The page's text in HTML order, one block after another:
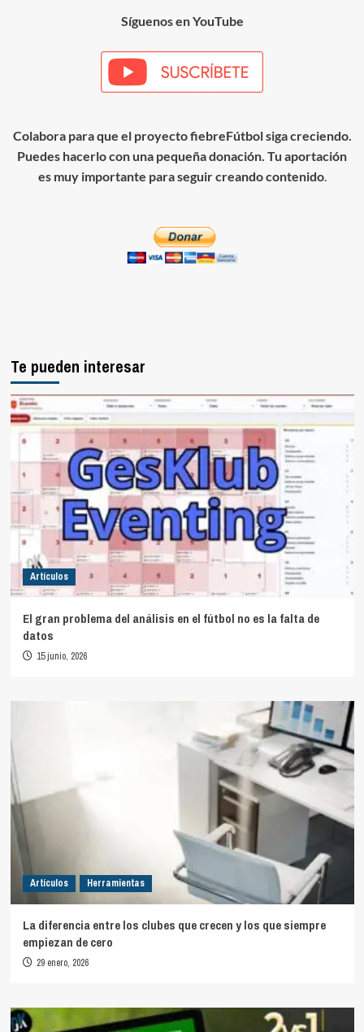
Síguenos en YouTube
Colabora para que el proyecto fiebreFútbol siga creciendo.
Puedes hacerlo con una pequeña donación. Tu aportación
es muy importante para seguir creando contenido.
Te pueden interesar
Artículos
El gran problema del análisis en el fútbol no es la falta de
datos
15 junio, 2026
Artículos Herramientas
La diferencia entre los clubes que crecen y los que siempre
empiezan de cero
29 enero, 2026